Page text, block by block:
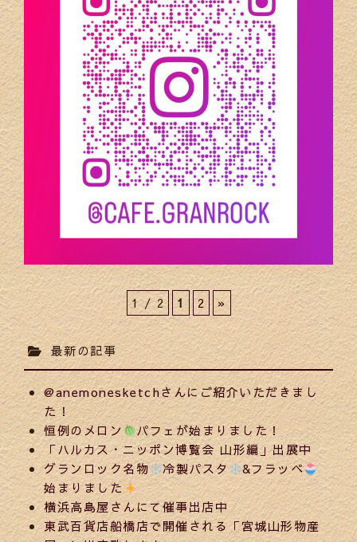
1 / 2 1 2 »
最新の記事
@anemonesketchさんにご紹介いただきまし
た！
恒例のメロン
パフェが始まりました！
「ハルカス・ニッポン博覧会 山形編」出展中
グランロック名物
冷製パスタ
&フラッペ
始まりました
横浜高島屋さんにて催事出店中
東武百貨店船橋店で開催される「宮城山形物産